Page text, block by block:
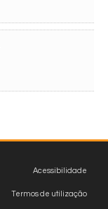
Acessibilidade
Termos de utilização